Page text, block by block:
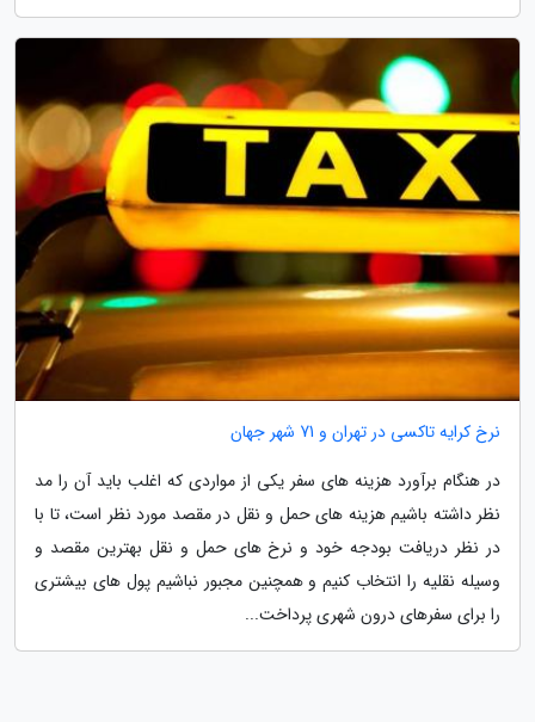
نرخ کرایه تاکسی در تهران و 71 شهر جهان
در هنگام برآورد هزینه های سفر یکی از مواردی که اغلب باید آن را مد
نظر داشته باشیم هزینه های حمل و نقل در مقصد مورد نظر است، تا با
در نظر دریافت بودجه خود و نرخ های حمل و نقل بهترین مقصد و
وسیله نقلیه را انتخاب کنیم و همچنین مجبور نباشیم پول های بیشتری
را برای سفرهای درون شهری پرداخت...